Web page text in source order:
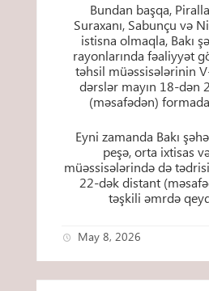
Bundan başqa,
Suraxanı, Sabunçu və
istisna olmaqla, Bakı
rayonlarında fəaliyyət
təhsil müəssisələrinin
dərslər mayın 18-dən
(məsafədən)
Eyni zamanda Bakı
peşə, orta ixtisas
müəssisələrində də
22-dək distant
təşkili əmrdə
May 8, 2026